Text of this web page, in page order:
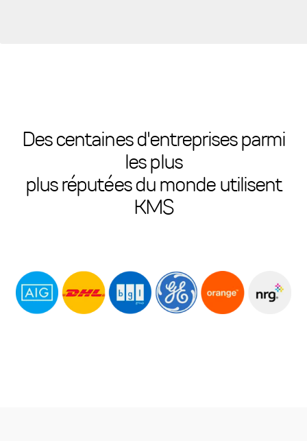
Des centaines d'entreprises parmi
les plus
plus réputées du monde utilisent
KMS